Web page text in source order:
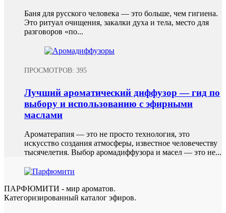
Баня для русского человека — это больше, чем гигиена.
Это ритуал очищения, закалки духа и тела, место для
разговоров «по...
ПРОСМОТРОВ: 395
Лучший ароматический диффузор — гид по
выбору и использованию с эфирными
маслами
Ароматерапия — это не просто технология, это
искусство создания атмосферы, известное человечеству
тысячелетия. Выбор аромадиффузора и масел — это не...
ПАРФЮМИТИ - мир ароматов.
Категоризированный каталог эфиров.